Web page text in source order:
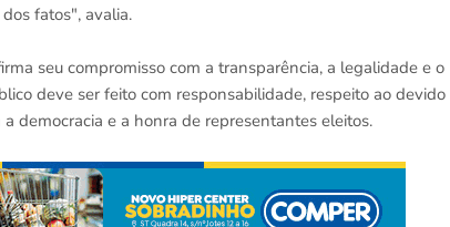
fatos", avalia.
seu compromisso com a transparência, a legalidade e o
deve ser feito com responsabilidade, respeito ao devido
democracia e a honra de representantes eleitos.